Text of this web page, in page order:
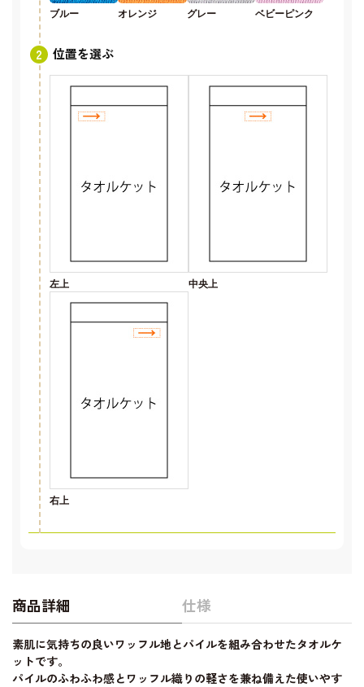
ブルー オレンジ グレー ベビーピンク
位置を選ぶ
左上 中央上
右上
商品詳細 仕様
素肌に気持ちの良いワッフル地とパイルを組み合わせたタオルケ
ットです。
パイルのふわふわ感とワッフル織りの軽さを兼ね備えた使いやす